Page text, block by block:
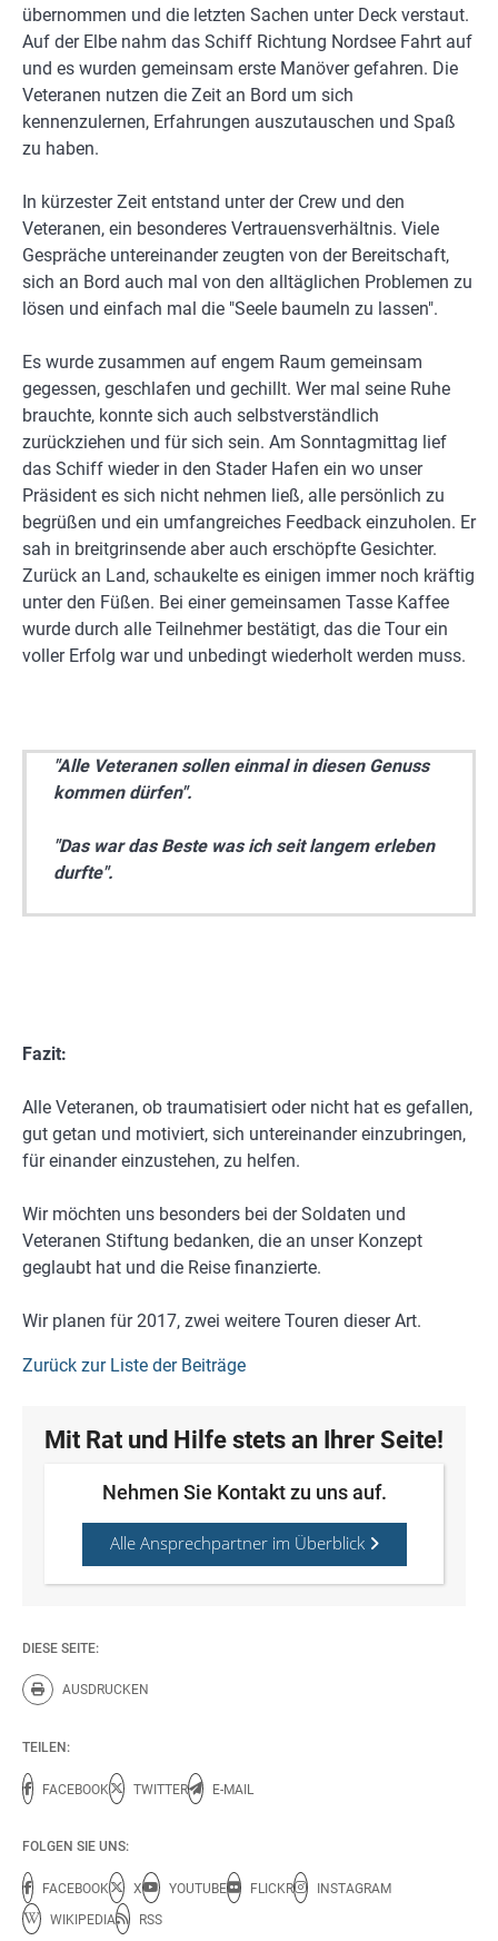
übernommen und die letzten Sachen unter Deck verstaut.
Auf der Elbe nahm das Schiff Richtung Nordsee Fahrt auf
und es wurden gemeinsam erste Manöver gefahren. Die
Veteranen nutzen die Zeit an Bord um sich
kennenzulernen, Erfahrungen auszutauschen und Spaß
zu haben.
In kürzester Zeit entstand unter der Crew und den
Veteranen, ein besonderes Vertrauensverhältnis. Viele
Gespräche untereinander zeugten von der Bereitschaft,
sich an Bord auch mal von den alltäglichen Problemen zu
lösen und einfach mal die "Seele baumeln zu lassen".
Es wurde zusammen auf engem Raum gemeinsam
gegessen, geschlafen und gechillt. Wer mal seine Ruhe
brauchte, konnte sich auch selbstverständlich
zurückziehen und für sich sein. Am Sonntagmittag lief
das Schiff wieder in den Stader Hafen ein wo unser
Präsident es sich nicht nehmen ließ, alle persönlich zu
begrüßen und ein umfangreiches Feedback einzuholen. Er
sah in breitgrinsende aber auch erschöpfte Gesichter.
Zurück an Land, schaukelte es einigen immer noch kräftig
unter den Füßen. Bei einer gemeinsamen Tasse Kaffee
wurde durch alle Teilnehmer bestätigt, das die Tour ein
voller Erfolg war und unbedingt wiederholt werden muss.
"Alle Veteranen sollen einmal in diesen Genuss
kommen dürfen".
"Das war das Beste was ich seit langem erleben
durfte".
Fazit:
Alle Veteranen, ob traumatisiert oder nicht hat es gefallen,
gut getan und motiviert, sich untereinander einzubringen,
für einander einzustehen, zu helfen.
Wir möchten uns besonders bei der Soldaten und
Veteranen Stiftung bedanken, die an unser Konzept
geglaubt hat und die Reise finanzierte.
Wir planen für 2017, zwei weitere Touren dieser Art.
Zurück zur Liste der Beiträge
Mit Rat und Hilfe stets an Ihrer Seite!
Nehmen Sie Kontakt zu uns auf.
Alle Ansprechpartner im Überblick
DIESE SEITE:
AUSDRUCKEN
Diese Seite drucken.
TEILEN:
FACEBOOK TWITTER E-MAIL
FOLGEN SIE UNS:
FACEBOOK X YOUTUBE FLICKR
INSTAGRAM
WIKIPEDIA
RSS